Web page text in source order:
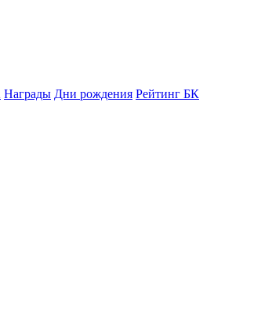
Награды Дни рождения Рейтинг БК